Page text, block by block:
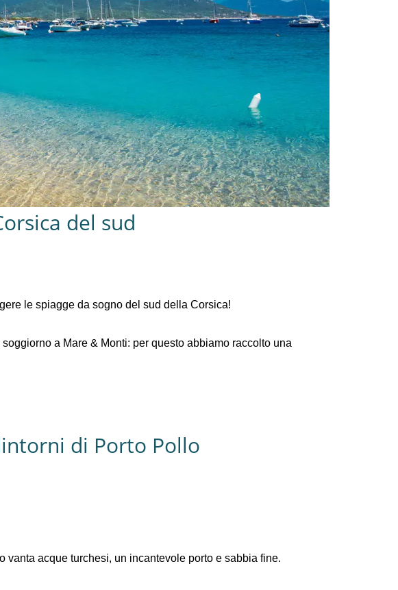
del sud
le spiagge da sogno del sud della Corsica!
a Mare & Monti: per questo abbiamo raccolto una
di Porto Pollo
acque turchesi, un incantevole porto e sabbia fine.